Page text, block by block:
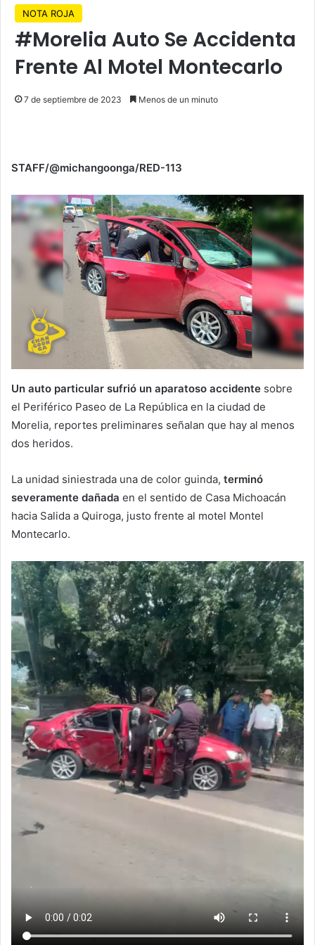
NOTA ROJA
#Morelia Auto Se Accidenta
Frente Al Motel Montecarlo
7 de septiembre de 2023 Menos de un minuto
STAFF/@michangoonga/RED-113
Un auto particular sufrió un aparatoso accidente sobre
el Periférico Paseo de La República en la ciudad de
Morelia, reportes preliminares señalan que hay al menos
dos heridos.
La unidad siniestrada una de color guinda, terminó
severamente dañada en el sentido de Casa Michoacán
hacia Salida a Quiroga, justo frente al motel Montel
Montecarlo.